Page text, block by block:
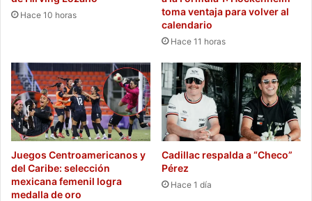
Hace 10 horas
toma ventaja para volver al
calendario
Hace 11 horas
Juegos Centroamericanos y
del Caribe: selección
mexicana femenil logra
medalla de oro
Cadillac respalda a “Checo”
Pérez
Hace 1 día